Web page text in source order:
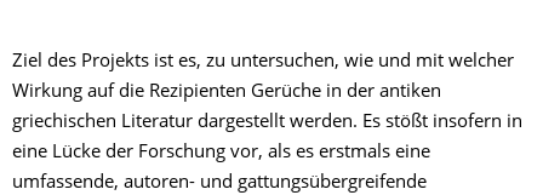
Ziel des Projekts ist es, zu untersuchen, wie und mit welcher
Wirkung auf die Rezipienten Gerüche in der antiken
griechischen Literatur dargestellt werden. Es stößt insofern in
eine Lücke der Forschung vor, als es erstmals eine
umfassende, autoren- und gattungsübergreifende